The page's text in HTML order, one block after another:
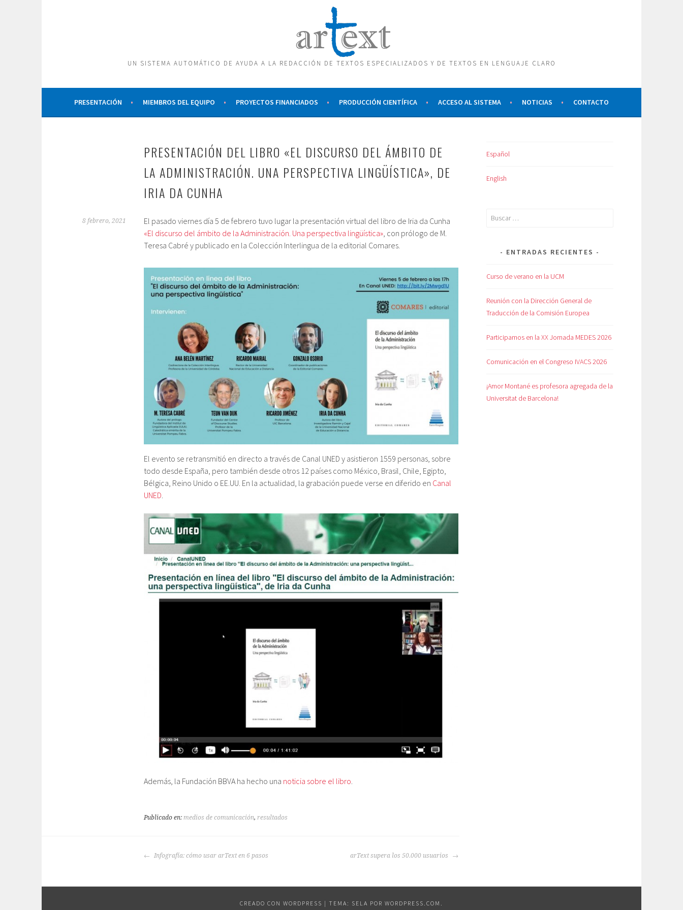
UN SISTEMA AUTOMÁTICO DE AYUDA A LA REDACCIÓN DE TEXTOS ESPECIALIZADOS Y DE TEXTOS EN LENGUAJE CLARO
PRESENTACIÓN MIEMBROS DEL EQUIPO PROYECTOS FINANCIADOS PRODUCCIÓN CIENTÍFICA ACCESO AL SISTEMA NOTICIAS CONTACTO
PRESENTACIÓN DEL LIBRO «EL DISCURSO DEL ÁMBITO DE
LA ADMINISTRACIÓN. UNA PERSPECTIVA LINGÜÍSTICA», DE
IRIA DA CUNHA
8 febrero, 2021
El pasado viernes día 5 de febrero tuvo lugar la presentación virtual del libro de Iria da Cunha
«El discurso del ámbito de la Administración. Una perspectiva lingüística», con prólogo de M.
Teresa Cabré y publicado en la Colección Interlingua de la editorial Comares.
El evento se retransmitió en directo a través de Canal UNED y asistieron 1559 personas, sobre
todo desde España, pero también desde otros 12 países como México, Brasil, Chile, Egipto,
Bélgica, Reino Unido o EE.UU. En la actualidad, la grabación puede verse en diferido en Canal
UNED
Además, la Fundación BBVA ha hecho una noticia sobre el libro
Publicado en: medios de comunicación, resultados
NAVEGACIÓN
Infografía: cómo usar arText en 6 pasos arText supera los 50.000 usuarios
Español
English
Buscar:
ENTRADAS RECIENTES
Curso de verano en la UCM
Reunión con la Dirección General de
Traducción de la Comisión Europea
Participamos en la XX Jornada MEDES 2026
Comunicación en el Congreso IVACS 2026
¡Amor Montané es profesora agregada de la
Universitat de Barcelona!
CREADO CON WORDPRESS | TEMA: SELA POR WORDPRESS.COM